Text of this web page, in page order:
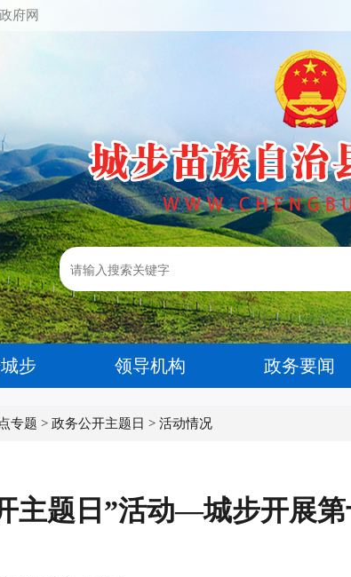
府网
步 领导机构 政务要闻
专题 > 政务公开主题日 > 活动情况
主题日”活动—城步开展